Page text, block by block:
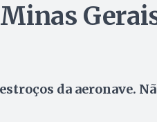
da aeronave.